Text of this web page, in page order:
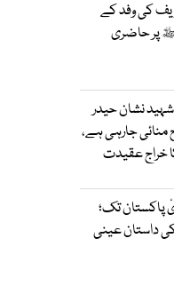
کی وفد کے
پر حاضری
نشان حیدر
آج منائی جارہی ہے،
خراج عقیدت
پاکستان تک؛
کی داستان عینی